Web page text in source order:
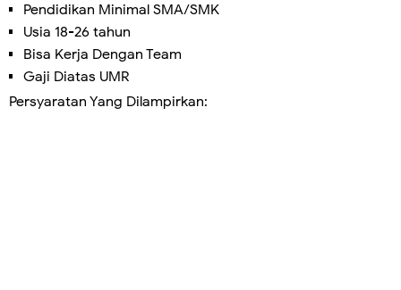
Pendidikan Minimal SMA/SMK
Usia 18-26 tahun
Bisa Kerja Dengan Team
Gaji Diatas UMR
Persyaratan Yang Dilampirkan: